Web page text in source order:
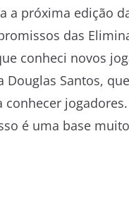
a próxima edição
das
conheci novos
Santos,
é uma base